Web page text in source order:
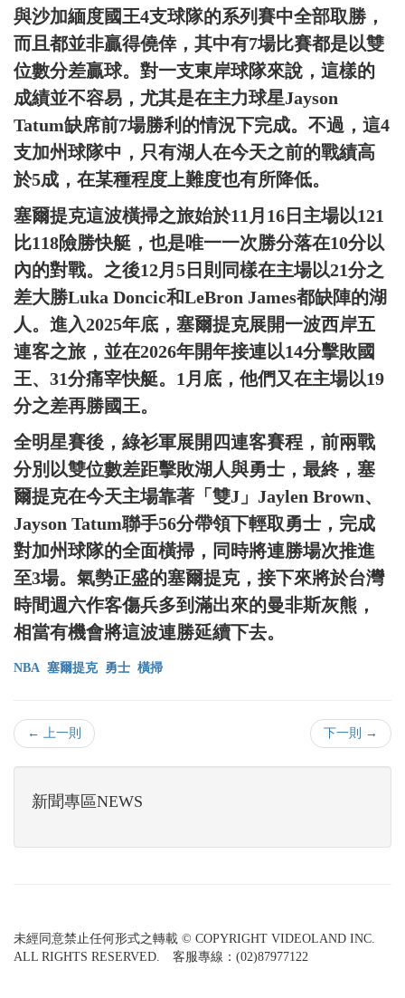
與沙加緬度國王4支球隊的系列賽中全部取勝，
而且都並非贏得僥倖，其中有7場比賽都是以雙
位數分差贏球。對一支東岸球隊來說，這樣的
成績並不容易，尤其是在主力球星Jayson
Tatum缺席前7場勝利的情況下完成。不過，這4
支加州球隊中，只有湖人在今天之前的戰績高
於5成，在某種程度上難度也有所降低。
塞爾提克這波橫掃之旅始於11月16日主場以121
比118險勝快艇，也是唯一一次勝分落在10分以
內的對戰。之後12月5日則同樣在主場以21分之
差大勝Luka Doncic和LeBron James都缺陣的湖
人。進入2025年底，塞爾提克展開一波西岸五
連客之旅，並在2026年開年接連以14分擊敗國
王、31分痛宰快艇。1月底，他們又在主場以19
分之差再勝國王。
全明星賽後，綠衫軍展開四連客賽程，前兩戰
分別以雙位數差距擊敗湖人與勇士，最終，塞
爾提克在今天主場靠著「雙J」Jaylen Brown、
Jayson Tatum聯手56分帶領下輕取勇士，完成
對加州球隊的全面橫掃，同時將連勝場次推進
至3場。氣勢正盛的塞爾提克，接下來將於台灣
時間週六作客傷兵多到滿出來的曼非斯灰熊，
相當有機會將這波連勝延續下去。
NBA 塞爾提克 勇士 橫掃
← 上一則 下一則 →
新聞專區NEWS
未經同意禁止任何形式之轉載 © COPYRIGHT VIDEOLAND INC.
ALL RIGHTS RESERVED. 客服專線：(02)87977122